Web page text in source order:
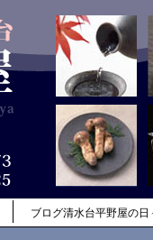
ブログ清水台平野屋の日